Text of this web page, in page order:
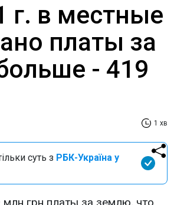
г. в местные
платы за
- 419
1 хв
суть з РБК-Україна у